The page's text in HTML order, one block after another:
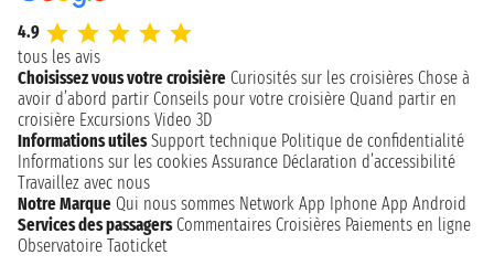
4.9
tous les avis
Choisissez vous votre croisière Curiosités sur les croisières Chose à
avoir d’abord partir Conseils pour votre croisière Quand partir en
croisière Excursions Video 3D
Informations utiles Support technique Politique de confidentialité
Informations sur les cookies Assurance Déclaration d’accessibilité
Travaillez avec nous
Notre Marque Qui nous sommes Network App Iphone App Android
Services des passagers Commentaires Croisières Paiements en ligne
Observatoire Taoticket